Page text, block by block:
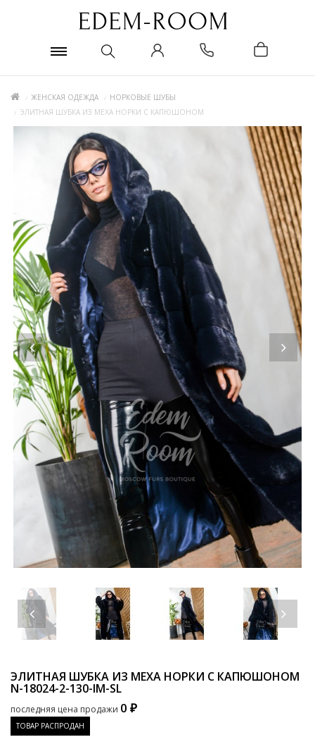
ЖЕНСКАЯ ОДЕЖДА
НОРКОВЫЕ ШУБЫ
ЭЛИТНАЯ ШУБКА ИЗ МЕХА НОРКИ С КАПЮШОНОМ
ЭЛИТНАЯ ШУБКА ИЗ МЕХА НОРКИ С КАПЮШОНОМ
N-18024-2-130-IM-SL
последняя цена продажи 0 ₽
ТОВАР РАСПРОДАН